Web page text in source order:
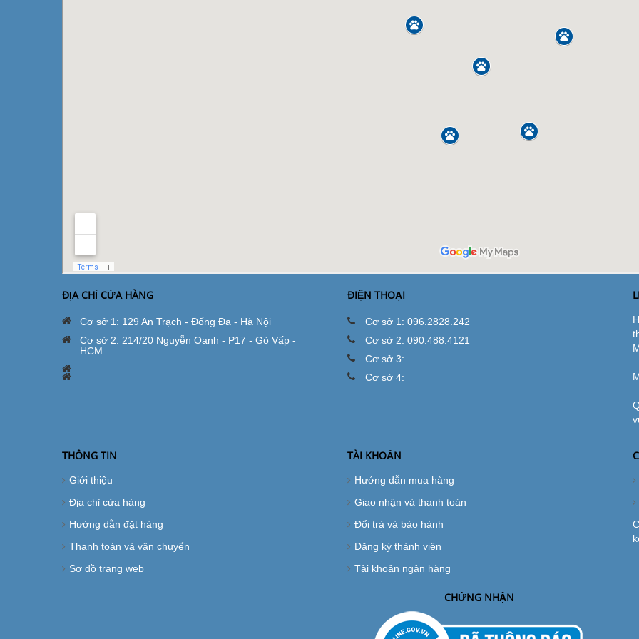
ĐỊA CHỈ CỬA HÀNG
Cơ sở 1: 129 An Trạch - Đống Đa - Hà Nội
Cơ sở 2: 214/20 Nguyễn Oanh - P17 - Gò Vấp -
HCM
ĐIỆN THOẠI
Cơ sở 1: 096.2828.242
Cơ sở 2: 090.488.4121
Cơ sở 3:
Cơ sở 4:
THÔNG TIN
Giới thiệu
Địa chỉ cửa hàng
Hướng dẫn đặt hàng
Thanh toán và vận chuyển
Sơ đồ trang web
TÀI KHOẢN
Hướng dẫn mua hàng
Giao nhận và thanh toán
Đổi trả và bảo hành
Đăng ký thành viên
Tài khoản ngân hàng
CHỨNG NHẬN